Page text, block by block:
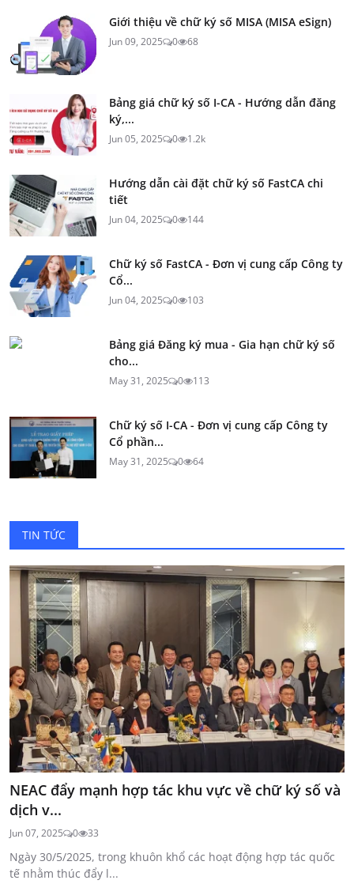
Giới thiệu về chữ ký số MISA (MISA eSign)
Jun 09, 2025 0 68
Bảng giá chữ ký số I-CA - Hướng dẫn đăng
ký,...
Jun 05, 2025 0 1.2k
Hướng dẫn cài đặt chữ ký số FastCA chi
tiết
Jun 04, 2025 0 144
Chữ ký số FastCA - Đơn vị cung cấp Công ty
Cổ...
Jun 04, 2025 0 103
Bảng giá Đăng ký mua - Gia hạn chữ ký số
cho...
May 31, 2025 0 113
Chữ ký số I-CA - Đơn vị cung cấp Công ty
Cổ phần...
May 31, 2025 0 64
TIN TỨC
NEAC đẩy mạnh hợp tác khu vực về chữ ký số và
dịch v...
Jun 07, 2025 0 33
Ngày 30/5/2025, trong khuôn khổ các hoạt động hợp tác quốc
tế nhằm thúc đẩy l...